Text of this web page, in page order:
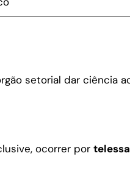
setorial dar ciência
ocorrer por